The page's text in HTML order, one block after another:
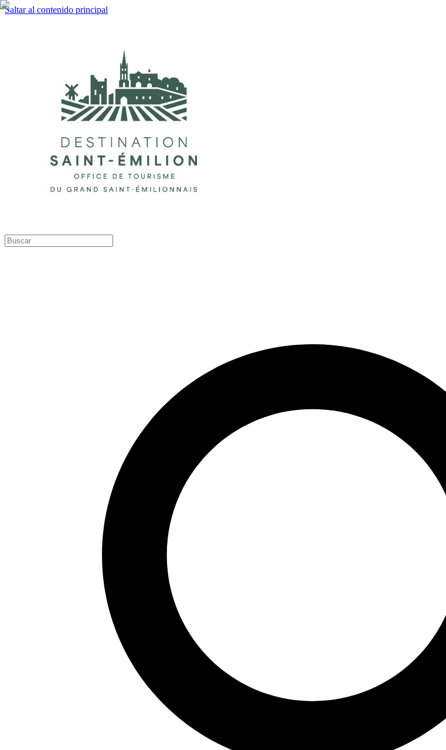
Saltar al contenido principal